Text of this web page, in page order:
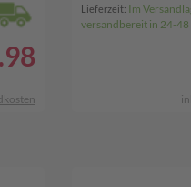
Lieferzeit: Im
versandbereit in 24-48